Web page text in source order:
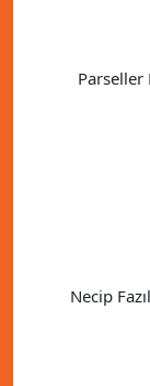
Parseller
Necip